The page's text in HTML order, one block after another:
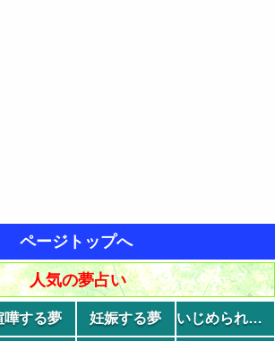
ページトップへ
人気の夢占い
嘩する夢 妊娠する夢 いじめられる夢